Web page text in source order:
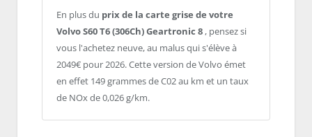
En plus du prix de la carte grise de votre
Volvo S60 T6 (306Ch) Geartronic 8 , pensez si
vous l'achetez neuve, au malus qui s'élève à
2049€ pour 2026. Cette version de Volvo émet
en effet 149 grammes de C02 au km et un taux
de NOx de 0,026 g/km.